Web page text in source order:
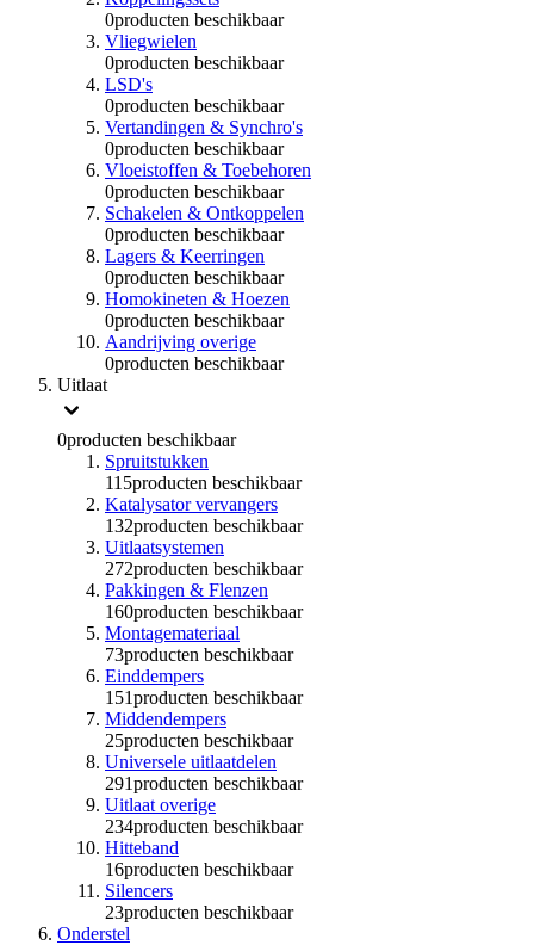
0producten beschikbaar
Vliegwielen
0producten beschikbaar
LSD's
0producten beschikbaar
Vertandingen & Synchro's
0producten beschikbaar
Vloeistoffen & Toebehoren
0producten beschikbaar
Schakelen & Ontkoppelen
0producten beschikbaar
Lagers & Keerringen
0producten beschikbaar
Homokineten & Hoezen
0producten beschikbaar
Aandrijving overige
0producten beschikbaar
Uitlaat
0producten beschikbaar
Spruitstukken
115producten beschikbaar
Katalysator vervangers
132producten beschikbaar
Uitlaatsystemen
272producten beschikbaar
Pakkingen & Flenzen
160producten beschikbaar
Montagemateriaal
73producten beschikbaar
Einddempers
151producten beschikbaar
Middendempers
25producten beschikbaar
Universele uitlaatdelen
291producten beschikbaar
Uitlaat overige
234producten beschikbaar
Hitteband
16producten beschikbaar
Silencers
23producten beschikbaar
Onderstel